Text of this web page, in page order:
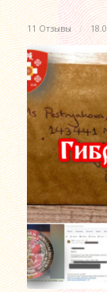
11 Отзывы /